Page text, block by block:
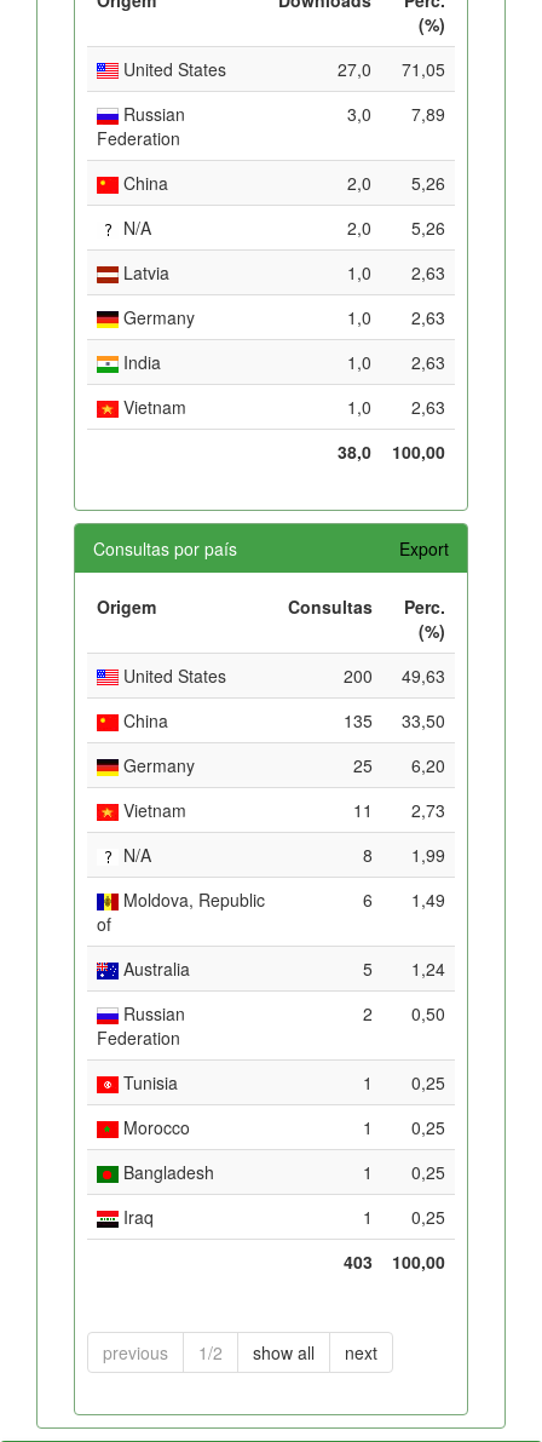
(%)
United States
27,0
71,05
Russian
Federation
3,0 7,89
China 2,0
5,26
N/A
2,0
5,26
Latvia
1,0
2,63
Germany
1,0
2,63
India
1,0
2,63
Vietnam
1,0
2,63
38,0
100,00
Consultas por país Export
Origem Consultas
Perc.
(%)
United States
200
49,63
China
135
33,50
Germany
25
6,20
Vietnam
11
2,73
N/A
8
1,99
Moldova, Republic
of
6 1,49
Australia 5
1,24
Russian
Federation
2 0,50
Tunisia 1
0,25
Morocco
1
0,25
Bangladesh
1
0,25
Iraq
1
0,25
403
100,00
previous 1/2 show all next